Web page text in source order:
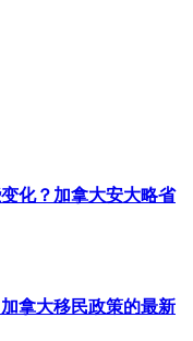
化？加拿大安大略省
拿大移民政策的最新